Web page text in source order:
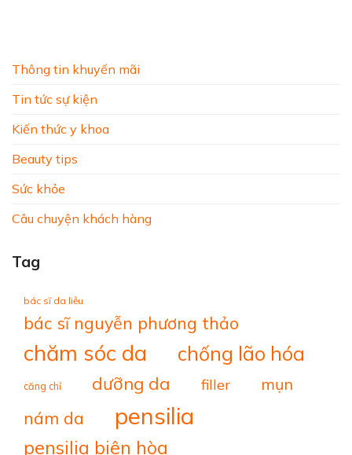
Thông tin khuyến mãi
Tin tức sự kiện
Kiến thức y khoa
Beauty tips
Sức khỏe
Câu chuyện khách hàng
Tag
bác sĩ da liễu
bác sĩ nguyễn phương thảo
chăm sóc da chống lão hóa
căng chỉ dưỡng da filler mụn
nám da pensilia
pensilia biên hòa